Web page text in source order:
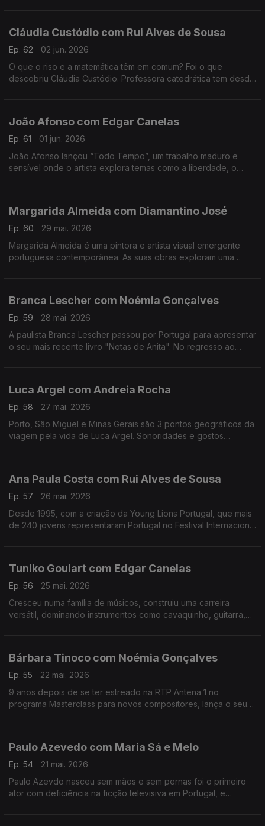
Cláudia Custódio com Rui Alves de Sousa
Ep. 62
02 jun. 2026
O que o riso e a matemática têm em comum? Foi o que
descobriu Cláudia Custódio. Professora catedrática tem desde
João Afonso com Edgar Canelas
Ep. 61
01 jun. 2026
João Afonso lançou “Todo Tempo”, um trabalho maduro e
sensível onde o artista explora temas como a liberdade, o
Margarida Almeida com Diamantino José
Ep. 60
29 mai. 2026
Margarida Almeida é uma pintora e artista visual emergente
portuguesa contemporânea. As suas obras exploram uma
Branca Lescher com Noémia Gonçalves
Ep. 59
28 mai. 2026
A paulista Branca Lescher passou por Portugal para apresentar
o seu mais recente livro "Notas de Anita". No regresso ao
Luca Argel com Andreia Rocha
Ep. 58
27 mai. 2026
Porto, São Miguel e Minas Gerais são 3 pontos geográficos da
viagem pela vida de Luca Argel. Sonoridades e gostos
Ana Paula Costa com Rui Alves de Sousa
Ep. 57
26 mai. 2026
Desde 1995, com a criação da Young Lions Portugal, que mais
de 240 jovens representaram Portugal no Festival Internacional
Tuniko Goulart com Edgar Canelas
Ep. 56
25 mai. 2026
Cresceu numa família de músicos, construiu uma carreira
versátil, dominando instrumentos como cavaquinho, guitarra,
Bárbara Tinoco com Noémia Gonçalves
Ep. 55
22 mai. 2026
9 anos depois de se ter estreado na RTP Antena 1 no
programa Masterclass para novos compositores, lança o seu
Paulo Azevedo com Maria Sá e Melo
Ep. 54
21 mai. 2026
Paulo Azevdo nasceu sem mãos e sem pernas foi o primeiro
ator com deficiência na ficção televisiva em Portugal, e